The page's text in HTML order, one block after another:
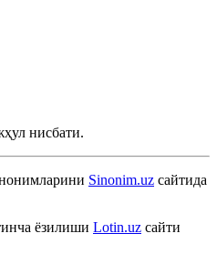
нисбати.
Sinonim.uz сайтида
ёзилиши Lotin.uz сайти